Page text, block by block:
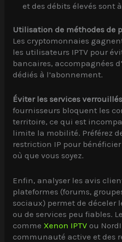
et des débits élevés sont
Utilisation de méthodes de
Les cryptomonnaies
les utilisateurs IPTV pour
bancaires, accompagnées
dédiés à l’abonnement.
Éviter les services
fournisseurs bloquent les
territoire, ce qui est
limite la mobilité. Préférez
restriction IP pour
où que vous soyez.
Enfin, analyser les avis
plateformes (forums,
sociaux) permet de déceler
ou de services peu fiables.
comme Xenon IPTV ou
communauté active et des